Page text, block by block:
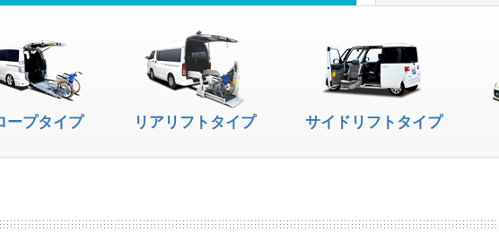
ープタイプ リアリフトタイプ サイドリフトタイプ